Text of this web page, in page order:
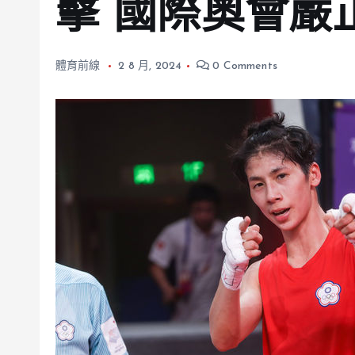
擊 國際奧會嚴
體育前線 2 8 月, 2024 0 Comments